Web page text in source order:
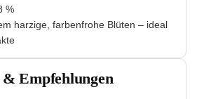
%
harzige, farbenfrohe Blüten – ideal
& Empfehlungen